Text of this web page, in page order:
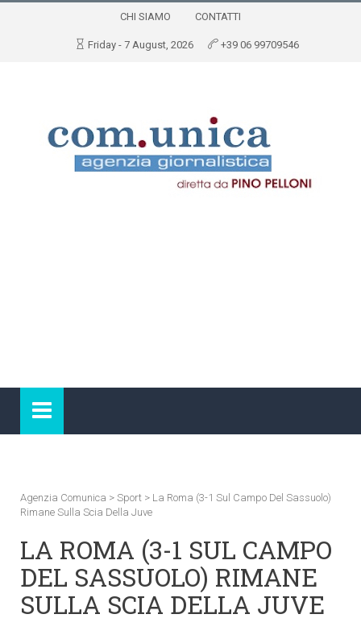
CHI SIAMO CONTATTI
Friday - 7 August, 2026 +39 06 99709546
Agenzia Comunica > Sport > La Roma (3-1 Sul Campo Del Sassuolo)
Rimane Sulla Scia Della Juve
LA ROMA (3-1 SUL CAMPO
DEL SASSUOLO) RIMANE
SULLA SCIA DELLA JUVE